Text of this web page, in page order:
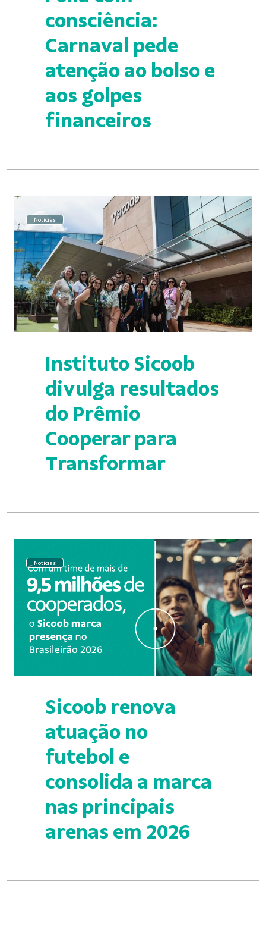
consciência:
Carnaval pede
atenção ao bolso e
aos golpes
financeiros
Notícias
Instituto Sicoob
divulga resultados
do Prêmio
Cooperar para
Transformar
Notícias
Sicoob renova
atuação no
futebol e
consolida a marca
nas principais
arenas em 2026